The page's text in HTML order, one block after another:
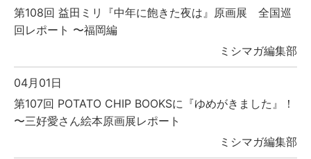
第108回 益田ミリ『中年に飽きた夜は』原画展 全国巡
回レポート 〜福岡編
ミシマガ編集部
04月01日
第107回 POTATO CHIP BOOKSに『ゆめがきました』！
〜三好愛さん絵本原画展レポート
ミシマガ編集部